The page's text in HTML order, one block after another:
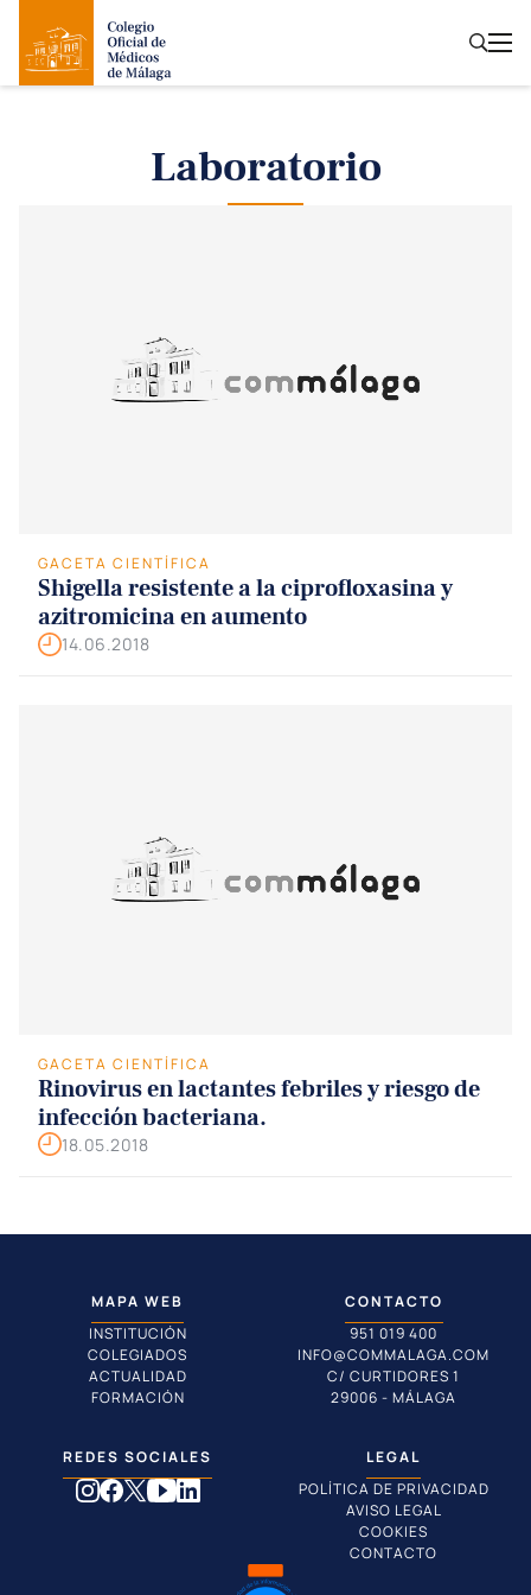
Laboratorio
GACETA CIENTÍFICA
Shigella resistente a la ciprofloxasina y
azitromicina en aumento
14.06.2018
GACETA CIENTÍFICA
Rinovirus en lactantes febriles y riesgo de
infección bacteriana.
18.05.2018
MAPA WEB
INSTITUCIÓN
COLEGIADOS
ACTUALIDAD
FORMACIÓN
CONTACTO
951 019 400
INFO@COMMALAGA.COM
C/ CURTIDORES 1
29006 - MÁLAGA
REDES SOCIALES
LEGAL
POLÍTICA DE PRIVACIDAD
AVISO LEGAL
COOKIES
CONTACTO